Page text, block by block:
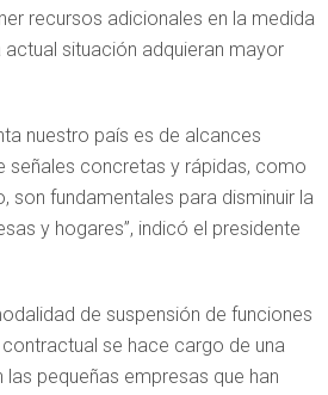
recursos adicionales en la medida
situación adquieran mayor
nuestro país es de alcances
señales concretas y rápidas, como
son fundamentales para disminuir la
y hogares”, indicó el presidente
de suspensión de funciones
se hace cargo de una
pequeñas empresas que han